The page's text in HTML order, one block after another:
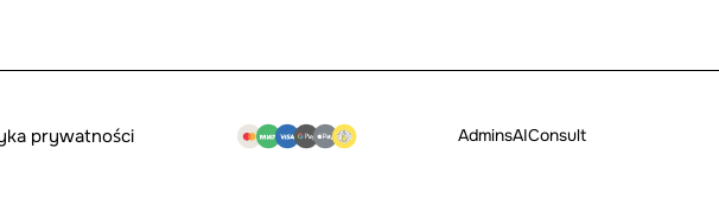
prywatności AdminsAIConsult